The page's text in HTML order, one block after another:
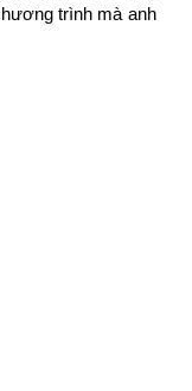
trình mà anh